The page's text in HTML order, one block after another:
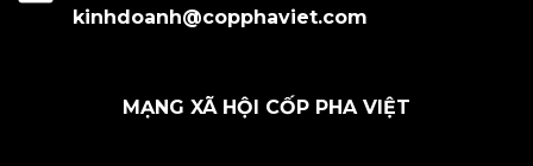
kinhdoanh@copphaviet.com
MẠNG XÃ HỘI CỐP PHA VIỆT